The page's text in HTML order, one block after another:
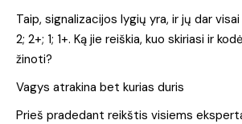
Taip, signalizacijos lygių yra, ir jų dar
2; 2+; 1; 1+. Ką jie reiškia, kuo skiriasi ir
žinoti?
Vagys atrakina bet kurias duris
Prieš pradedant reikštis visiems